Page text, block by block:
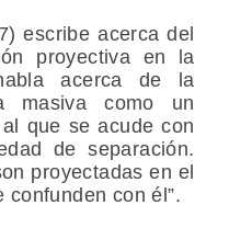
escribe acerca del
proyectiva en la
acerca de la
masiva como un
que se acude con
de separación.
proyectadas en el
con él”.